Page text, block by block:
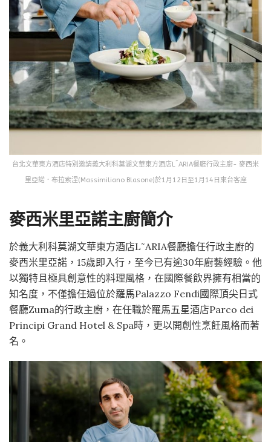
台北文華東方酒店特別邀請義大利科莫湖文華東方酒店L˜ARIA餐廳行政主廚- 麥西米
里亞諾．布拉索涅(Massimiliano Blasone)於1月12日至1月14日來台客座
麥西米里亞諾主廚簡介
於義大利科莫湖文華東方酒店L˜ARIA餐廳擔任行政主廚的
麥西米里亞諾，15歲即入行，至今已有逾30年廚藝經驗。他
以獨特且極具創意性的料理風格，在國際餐飲界擁有相當的
知名度，不僅擔任過位於羅馬Palazzo Fendi國際頂尖日式
餐廳Zuma的行政主廚，在任職於羅馬五星酒店Parco dei
Principi Grand Hotel & Spa時，更以開創性烹飪風格而著
名。